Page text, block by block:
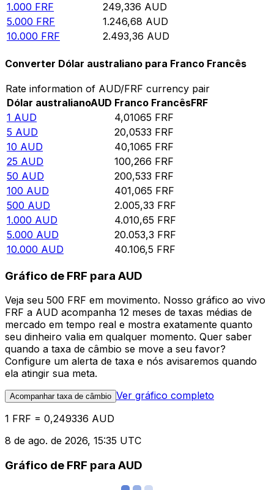
1.000 FRF 249,336 AUD
5.000 FRF 1.246,68 AUD
10.000 FRF 2.493,36 AUD
Converter Dólar australiano para Franco Francês
Rate information of AUD/FRF currency pair
Dólar australianoAUD Franco FrancêsFRF
1 AUD 4,01065 FRF
5 AUD 20,0533 FRF
10 AUD 40,1065 FRF
25 AUD 100,266 FRF
50 AUD 200,533 FRF
100 AUD 401,065 FRF
500 AUD 2.005,33 FRF
1.000 AUD 4.010,65 FRF
5.000 AUD 20.053,3 FRF
10.000 AUD 40.106,5 FRF
Gráfico de FRF para AUD
Veja seu 500 FRF em movimento. Nosso gráfico ao vivo
FRF a AUD acompanha 12 meses de taxas médias de
mercado em tempo real e mostra exatamente quanto
seu dinheiro valia em qualquer momento. Quer saber
quando a taxa de câmbio se move a seu favor?
Configure um alerta de taxa e nós avisaremos quando
ela atingir sua meta.
Acompanhar taxa de câmbio Ver gráfico completo
1 FRF = 0,249336 AUD
8 de ago. de 2026, 15:35 UTC
Gráfico de FRF para AUD